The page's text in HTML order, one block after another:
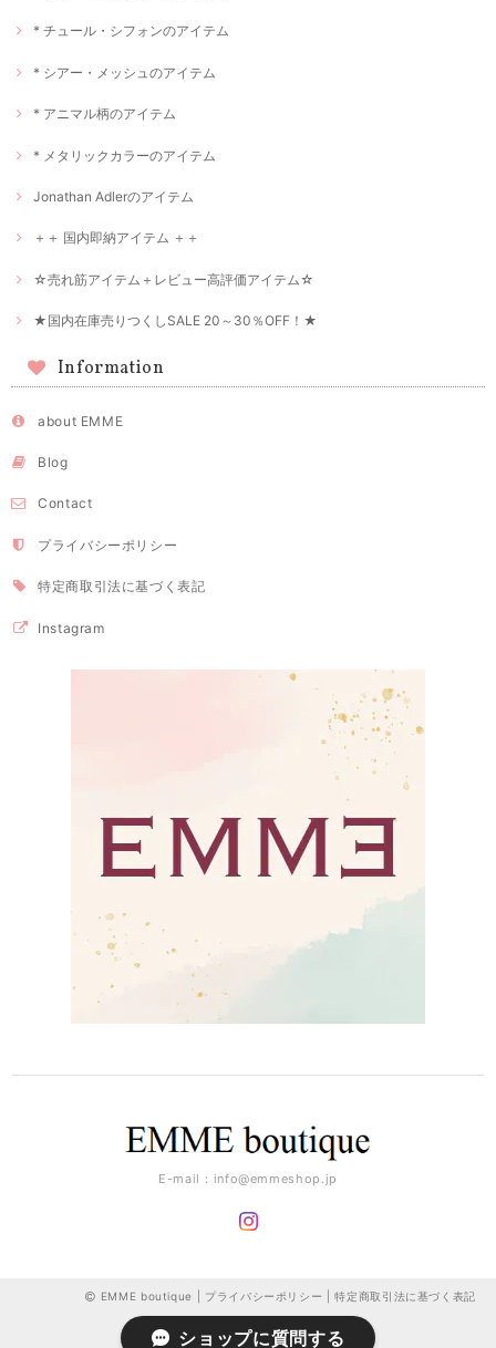
* チュール・シフォンのアイテム
* シアー・メッシュのアイテム
* アニマル柄のアイテム
* メタリックカラーのアイテム
Jonathan Adlerのアイテム
＋＋ 国内即納アイテム ＋＋
☆売れ筋アイテム＋レビュー高評価アイテム☆
★国内在庫売りつくしSALE 20～30％OFF！★
Information
about EMME
Blog
Contact
プライバシーポリシー
特定商取引法に基づく表記
Instagram
E-mail： info@emmeshop.jp
EMME boutique | プライバシーポリシー |特定商取引法に基づく表記
ショップに質問する